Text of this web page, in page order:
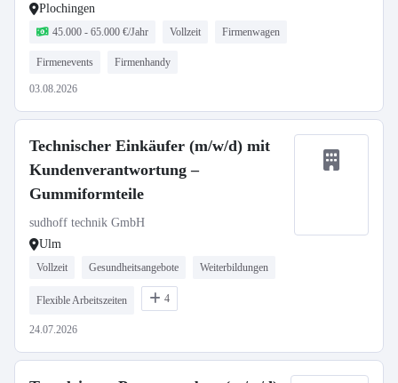
Plochingen
45.000 - 65.000 €/Jahr Vollzeit Firmenwagen
Firmenevents Firmenhandy
03.08.2026
Technischer Einkäufer (m/w/d) mit
Kundenverantwortung –
Gummiformteile
sudhoff technik GmbH
Ulm
Vollzeit Gesundheitsangebote Weiterbildungen
Flexible Arbeitszeiten 4
24.07.2026